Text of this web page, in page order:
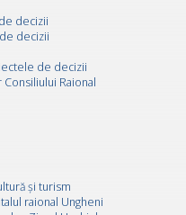
decizii
decizii
de decizii
Raional
și turism
raional Ungheni